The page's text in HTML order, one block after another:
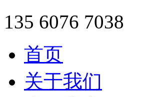
135 6076 7038
首页
关于我们